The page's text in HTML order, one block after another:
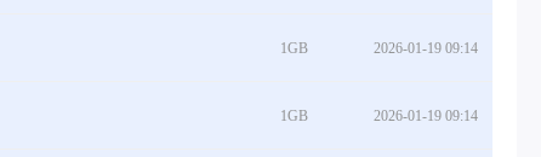
1GB 2026-01-19 09:14
1GB 2026-01-19 09:14